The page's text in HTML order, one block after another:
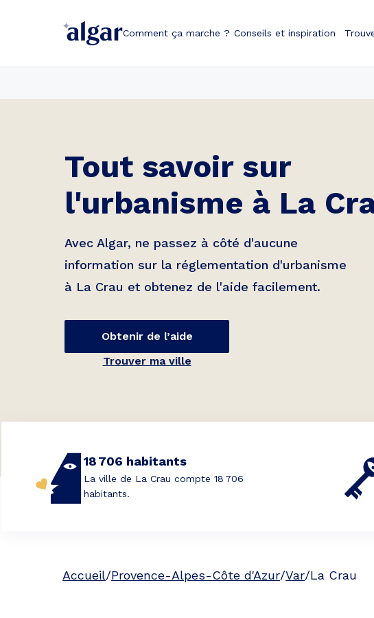
Comment ça marche ? Conseils et inspiration
Tout savoir sur
l'urbanisme à La
Avec Algar, ne passez à côté d'aucune
information sur la réglementation d'urbanisme
à La Crau et obtenez de l'aide facilement.
Obtenir de l’aide
Trouver ma ville
18 706 habitants
La ville de La Crau compte 18 706
habitants.
Accueil/Provence-Alpes-Côte d'Azur/Var/La Crau